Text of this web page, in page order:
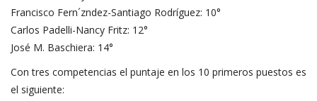
Francisco Fern´zndez-Santiago Rodríguez: 10°
Carlos Padelli-Nancy Fritz: 12°
José M. Baschiera: 14°
Con tres competencias el puntaje en los 10 primeros puestos es
el siguiente: